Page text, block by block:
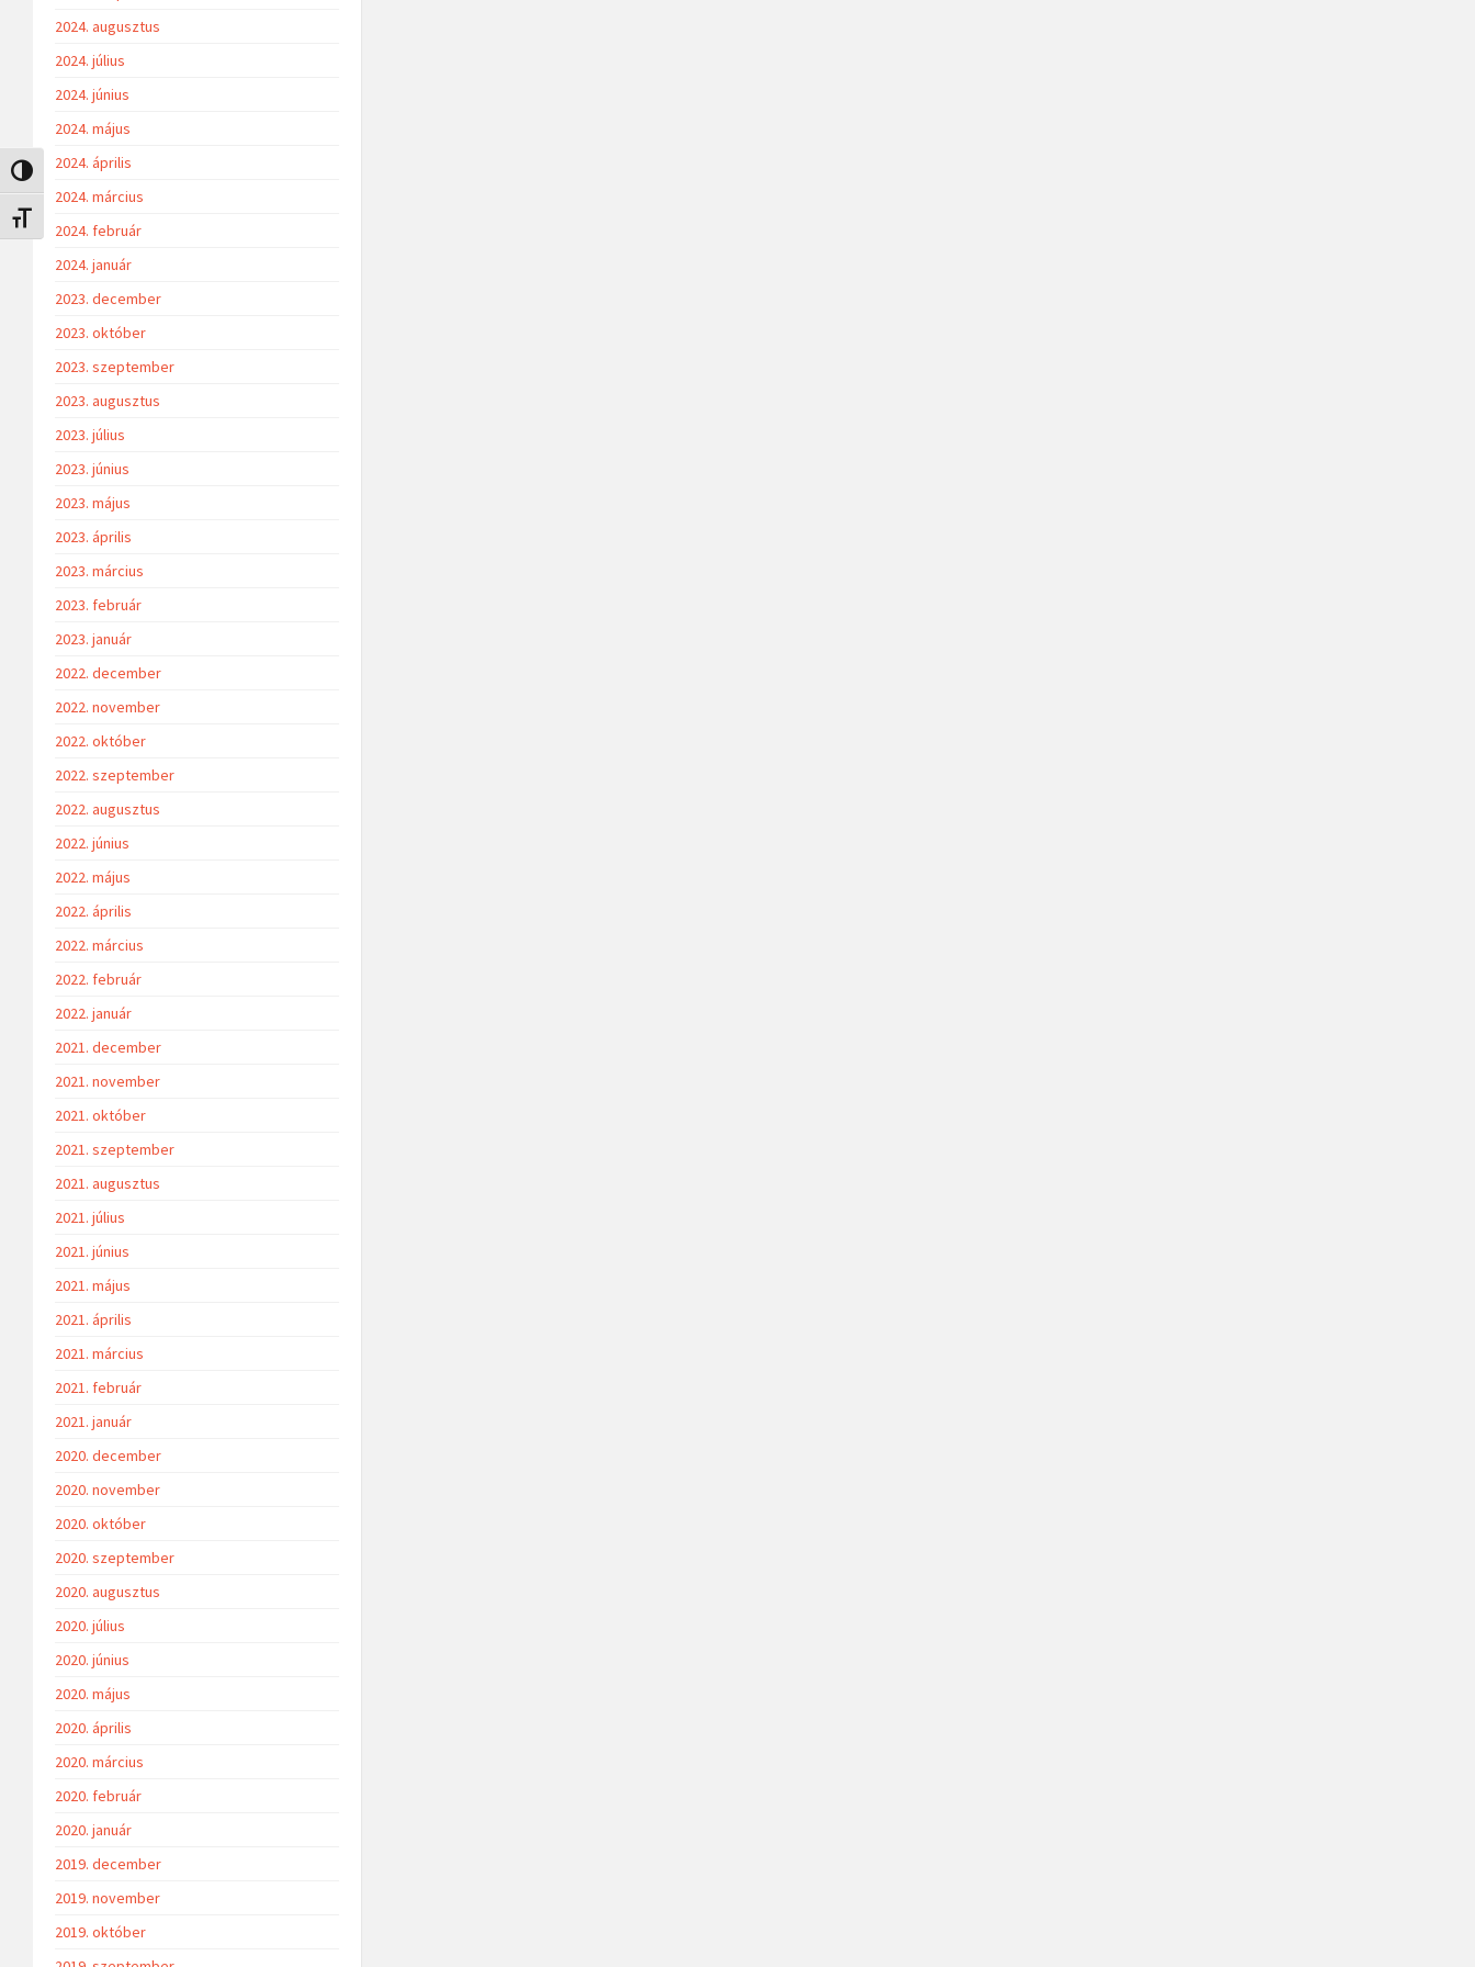
Nagy kontraszt váltása
Betűméret váltása
2024. augusztus
2024. július
2024. június
2024. május
2024. április
2024. március
2024. február
2024. január
2023. december
2023. október
2023. szeptember
2023. augusztus
2023. július
2023. június
2023. május
2023. április
2023. március
2023. február
2023. január
2022. december
2022. november
2022. október
2022. szeptember
2022. augusztus
2022. június
2022. május
2022. április
2022. március
2022. február
2022. január
2021. december
2021. november
2021. október
2021. szeptember
2021. augusztus
2021. július
2021. június
2021. május
2021. április
2021. március
2021. február
2021. január
2020. december
2020. november
2020. október
2020. szeptember
2020. augusztus
2020. július
2020. június
2020. május
2020. április
2020. március
2020. február
2020. január
2019. december
2019. november
2019. október